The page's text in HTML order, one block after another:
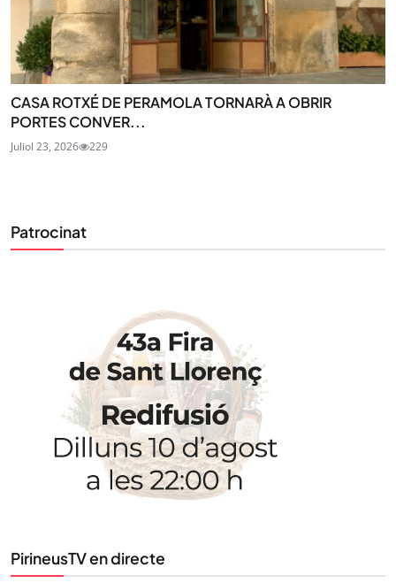
CASA ROTXÉ DE PERAMOLA TORNARÀ A OBRIR
PORTES CONVER...
Juliol 23, 2026 229
Patrocinat
PirineusTV en directe
STAY UPDATED
Uneix-te al nostre butlletí
Tota l’actualitat, seleccionada i enviada directament
al teu correu. Subscriu-te al nostre butlletí i segueix
la informació que importa.